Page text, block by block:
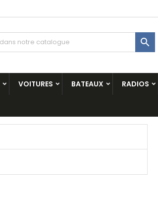

VOITURES BATEAUX RADIOS